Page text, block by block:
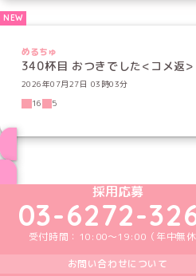
めるちゅ
340杯目 おつきでした<コメ返>
2026年07月27日 03時03分
16
5
めいどりーみん
めいどりー
めいど
採用応募
03-6272-
受付時間：10:00～19:00（年中無休
お問い合わせについて